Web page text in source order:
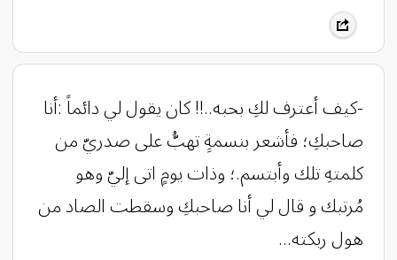
-كيف أعترف لكِ بحبه..!! كان يقول لي دائماً :أنا
صاحبكِ؛ فأشعر بنسمةِِ تهبُّ على صدريّ من
كلمتهِ تلك وأبتسم.؛ وذات يومٍ اتى إليّ وهو
مُرتبك و قال لي أنا صاحبكِ وسقطت الصاد من
هول ربكته...